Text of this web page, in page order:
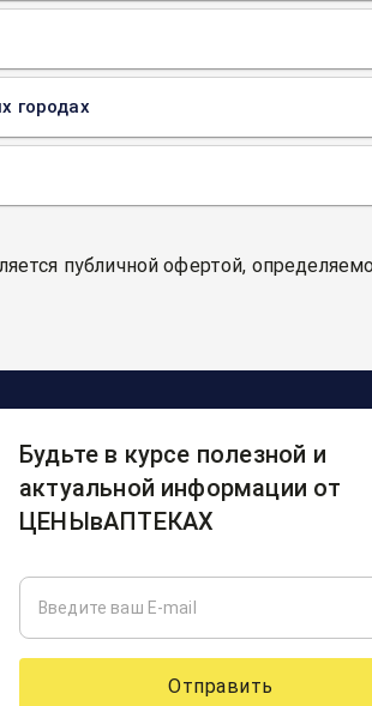
городах
публичной офертой,
Будьте в курсе полезной и
актуальной информации от
ЦЕНЫвАПТЕКАХ
Отправить